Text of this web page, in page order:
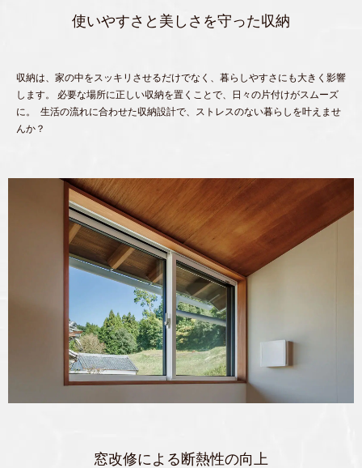
使いやすさと美しさを守った収納
収納は、家の中をスッキリさせるだけでなく、暮らしやすさにも大きく影響
します。 必要な場所に正しい収納を置くことで、日々の片付けがスムーズ
に。 生活の流れに合わせた収納設計で、ストレスのない暮らしを叶えませ
んか？
窓改修による断熱性の向上